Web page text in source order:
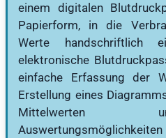
einem digitalen
Papierform, in die
Werte handschriftlich
elektronische
einfache Erfassung der
Erstellung eines
Mittelwerten